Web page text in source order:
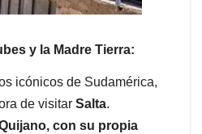
y la Madre Tierra:
icónicos de Sudamérica,
de visitar Salta.
con su propia